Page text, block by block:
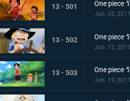
13 - 501
Jun. 05, 2011
13 - 502
Jun. 12, 2011
13 - 503
Jun. 19, 2011